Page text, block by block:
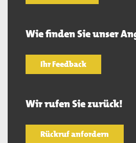
Wie finden Sie unser
Ihr Feedback
Wir rufen Sie zurück!
Rückruf anfordern